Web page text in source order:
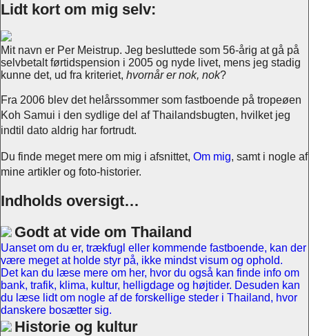
Lidt kort om mig selv:
Mit navn er Per Meistrup. Jeg besluttede som 56-årig at gå på
selvbetalt førtidspension i 2005 og nyde livet, mens jeg stadig
kunne det, ud fra kriteriet, hvornår er nok, nok?
Fra 2006 blev det helårssommer som fastboende på tropeøen
Koh Samui i den sydlige del af Thailandsbugten, hvilket jeg
indtil dato aldrig har fortrudt.
Du finde meget mere om mig i afsnittet, Om mig, samt i nogle af
mine artikler og foto-historier.
Indholds oversigt…
Godt at vide om Thailand
Uanset om du er, trækfugl eller kommende fastboende, kan der
være meget at holde styr på, ikke mindst visum og ophold.
Det kan du læse mere om her, hvor du også kan finde info om
bank, trafik, klima, kultur, helligdage og højtider. Desuden kan
du læse lidt om nogle af de forskellige steder i Thailand, hvor
danskere bosætter sig.
Historie og kultur